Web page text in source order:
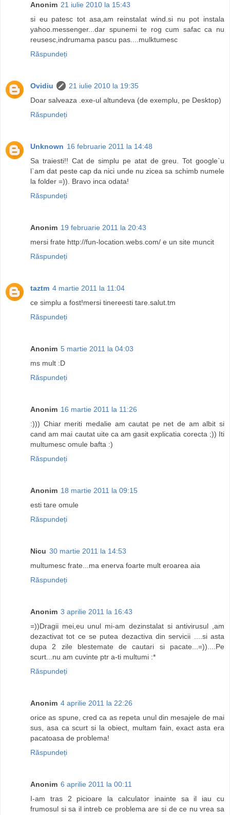
Anonim 21 iulie 2010 la 15:43
si eu patesc tot asa,am reinstalat wind.si nu pot instala
yahoo.messenger...dar spunemi te rog cum safac ca nu
reusesc,indrumama pascu pas....mulktumesc
Răspundeți
Ovidiu
21 iulie 2010 la 19:35
Doar salveaza .exe-ul altundeva (de exemplu, pe Desktop)
Răspundeți
Unknown 16 februarie 2011 la 14:48
Sa traiesti!! Cat de simplu pe atat de greu. Tot google`u
l`am dat peste cap da nici unde nu zicea sa schimb numele
la folder =)). Bravo inca odata!
Răspundeți
Anonim 19 februarie 2011 la 20:43
mersi frate http://fun-location.webs.com/ e un site muncit
Răspundeți
taztm 4 martie 2011 la 11:04
ce simplu a fost!mersi tinereesti tare.salut.tm
Răspundeți
Anonim 5 martie 2011 la 04:03
ms mult :D
Răspundeți
Anonim 16 martie 2011 la 11:26
:))) Chiar meriti medalie am cautat pe net de am albit si
cand am mai cautat uite ca am gasit explicatia corecta ;)) Iti
multumesc omule bafta :)
Răspundeți
Anonim 18 martie 2011 la 09:15
esti tare omule
Răspundeți
Nicu 30 martie 2011 la 14:53
multumesc frate...ma enerva foarte mult eroarea aia
Răspundeți
Anonim 3 aprilie 2011 la 16:43
=))Dragii mei,eu unul mi-am dezinstalat si antivirusul ,am
dezactivat tot ce se putea dezactiva din servicii ....si asta
dupa 2 zile blestemate de cautari si pacate...=))....Pe
scurt...nu am cuvinte ptr a-ti multumi :*
Răspundeți
Anonim 4 aprilie 2011 la 22:26
orice as spune, cred ca as repeta unul din mesajele de mai
sus, asa ca scurt si la obiect, multam fain, exact asta era
pacatoasa de problema!
Răspundeți
Anonim 6 aprilie 2011 la 00:11
I-am tras 2 picioare la calculator inainte sa il iau cu
frumosul si sa il intreb ce problema are si de ce nu vrea sa